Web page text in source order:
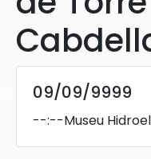
09/09/9999
--:--Museu